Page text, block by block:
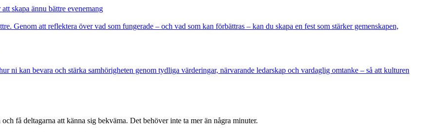
skapa ännu bättre evenemang
Genom att reflektera över vad som fungerade – och vad som kan förbättras – kan du skapa en fest som stärker gemenskapen,
ni kan bevara och stärka samhörigheten genom tydliga värderingar, närvarande ledarskap och vardaglig omtanke – så att kulturen
få deltagarna att känna sig bekväma. Det behöver inte ta mer än några minuter.